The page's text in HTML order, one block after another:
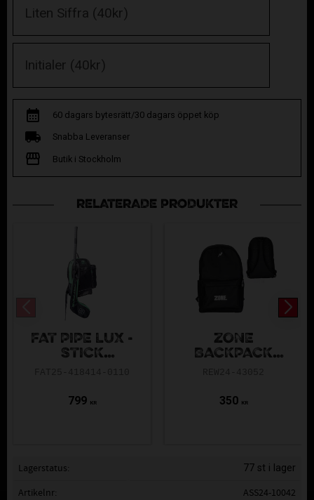
60 dagars bytesrätt/30 dagars öppet köp
Snabba Leveranser
Butik i Stockholm
RELATERADE PRODUKTER
FAT PIPE LUX -
STICK
MINT
799 KR
ZONE
BACKPACK
350 KR
Lagerstatus 77 st i lager
Artikelnr ASS24-10042